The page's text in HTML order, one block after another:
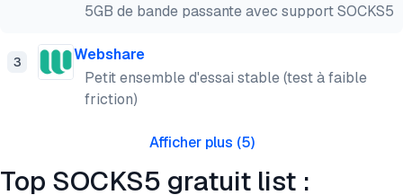
5GB de bande passante avec support SOCKS5
3
Webshare
Petit ensemble d'essai stable (test à faible
friction)
Afficher plus (5)
Top SOCKS5 gratuit list :